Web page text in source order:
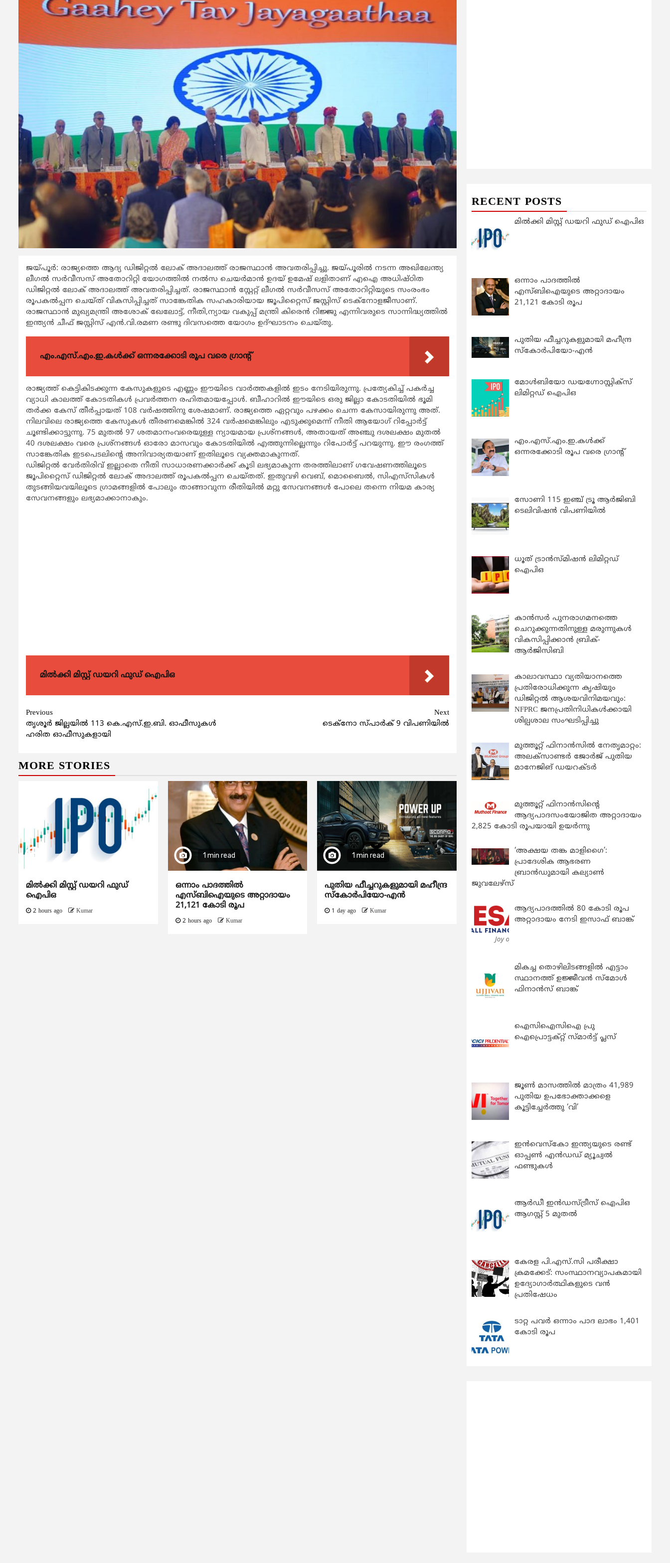
ജയ്പൂര്‍: രാജ്യത്തെ ആദ്യ ഡിജിറ്റല്‍ ലോക് അദാലത്ത് രാജസ്ഥാന്‍ അവതരിപ്പിച്ചു. ജയ്പൂരില്‍ നടന്ന അഖിലേന്ത്യ
ലീഗല്‍ സര്‍വീസസ് അതോറിറ്റി യോഗത്തില്‍ നല്‍സ ചെയര്‍മാന്‍ ഉദയ് ഉമേഷ് ലളിതാണ് എഐ അധിഷ്ഠിത
ഡിജിറ്റല്‍ ലോക് അദാലത്ത് അവതരിപ്പിച്ചത്. രാജസ്ഥാന്‍ സ്റ്റേറ്റ് ലീഗല്‍ സര്‍വീസസ് അതോറിറ്റിയുടെ സംരംഭം
രൂപകല്‍പ്പന ചെയ്ത് വികസിപ്പിച്ചത് സാങ്കേതിക സഹകാരിയായ ജൂപിറ്റൈസ് ജസ്റ്റിസ് ടെക്‌നോളജീസാണ്.
രാജസ്ഥാന്‍ മുഖ്യമന്ത്രി അശോക് ഖേലോട്ട്, നീതി,ന്യായ വകുപ്പ് മന്ത്രി കിരെന്‍ റിജ്ജു എന്നിവരുടെ സാന്നിദ്ധ്യത്തില്‍
ഇന്ത്യന്‍ ചീഫ് ജസ്റ്റിസ് എന്‍.വി.രമണ രണ്ടു ദിവസത്തെ യോഗം ഉദ്ഘാടനം ചെയ്തു.
എം.എസ്.എം.ഇ.കൾക്ക് ഒന്നരക്കോടി രൂപ വരെ ഗ്രാന്റ്
രാജ്യത്ത് കെട്ടികിടക്കുന്ന കേസുകളുടെ എണ്ണം ഈയിടെ വാര്‍ത്തകളില്‍ ഇടം നേടിയിരുന്നു. പ്രത്യേകിച്ച് പകര്‍ച്ച
വ്യാധി കാലത്ത് കോടതികള്‍ പ്രവര്‍ത്തന രഹിതമായപ്പോള്‍. ബീഹാറില്‍ ഈയിടെ ഒരു ജില്ലാ കോടതിയില്‍ ഭൂമി
തര്‍ക്ക കേസ് തീര്‍പ്പായത് 108 വര്‍ഷത്തിനു ശേഷമാണ്. രാജ്യത്തെ ഏറ്റവും പഴക്കം ചെന്ന കേസായിരുന്നു അത്.
നിലവിലെ രാജ്യത്തെ കേസുകള്‍ തീരണമെങ്കില്‍ 324 വര്‍ഷമെങ്കിലും എടുക്കുമെന്ന് നീതി ആയോഗ് റിപ്പോര്‍ട്ട്
ചൂണ്ടിക്കാട്ടുന്നു. 75 മുതല്‍ 97 ശതമാനംവരെയുള്ള ന്യായമായ പ്രശ്‌നങ്ങള്‍, അതായത് അഞ്ചു ദശലക്ഷം മുതല്‍
40 ദശലക്ഷം വരെ പ്രശ്‌നങ്ങള്‍ ഓരോ മാസവും കോടതിയില്‍ എത്തുന്നില്ലെന്നും റിപോര്‍ട്ട് പറയുന്നു. ഈ രംഗത്ത്
സാങ്കേതിക ഇടപെടലിന്റെ അനിവാര്യതയാണ് ഇതിലൂടെ വ്യക്തമാകുന്നത്.
ഡിജിറ്റല്‍ വേര്‍തിരിവ് ഇല്ലാതെ നീതി സാധാരണക്കാര്‍ക്ക് കൂടി ലഭ്യമാകുന്ന തരത്തിലാണ് ഗവേഷണത്തിലൂടെ
ജൂപിറ്റൈസ് ഡിജിറ്റല്‍ ലോക് അദാലത്ത് രൂപകല്‍പ്പന ചെയ്തത്. ഇതുവഴി വെബ്, മൊബൈല്‍, സിഎസ്‌സികള്‍
തുടങ്ങിയവയിലൂടെ ഗ്രാമങ്ങളില്‍ പോലും താങ്ങാവുന്ന രീതിയില്‍ മറ്റു സേവനങ്ങള്‍ പോലെ തന്നെ നിയമ കാര്യ
സേവനങ്ങളും ലഭ്യമാക്കാനാകും.
മിൽക്കി മിസ്റ്റ് ഡയറി ഫുഡ് ഐപിഒ
Continue
Reading
Previous
തൃശൂര്‍ ജില്ലയില്‍ 113 കെ.എസ്.ഇ.ബി. ഓഫീസുകള്‍
ഹരിത ഓഫീസുകളായി
Next
ടെക്നോ സ്പാര്‍ക് 9 വിപണിയിൽ
MORE STORIES
മിൽക്കി മിസ്റ്റ് ഡയറി ഫുഡ്
ഐപിഒ
2 hours ago Kumar
1 min read
ഒന്നാം പാദത്തിൽ
എസ്ബിഐയുടെ അറ്റാദായം
21,121 കോടി രൂപ
2 hours ago Kumar
1 min read
പുതിയ ഫീച്ചറുകളുമായി മഹീന്ദ്ര
സ്കോർപിയോ-എൻ
1 day ago Kumar
RECENT POSTS
മിൽക്കി മിസ്റ്റ് ഡയറി ഫുഡ് ഐപിഒ
ഒന്നാം പാദത്തിൽ
എസ്ബിഐയുടെ അറ്റാദായം
21,121 കോടി രൂപ
പുതിയ ഫീച്ചറുകളുമായി മഹീന്ദ്ര
സ്കോർപിയോ-എൻ
മോൾബിയോ ഡയഗ്നോസ്റ്റിക്സ്
ലിമിറ്റഡ് ഐപിഒ
എം.എസ്.എം.ഇ.കൾക്ക്
ഒന്നരക്കോടി രൂപ വരെ ഗ്രാന്റ്
സോണി 115 ഇഞ്ച് ട്രൂ ആർജിബി
ടെലിവിഷൻ വിപണിയിൽ
ധൂത് ട്രാൻസ്മിഷൻ ലിമിറ്റഡ്
ഐപിഒ
കാന്‍സര്‍ പുനരാഗമനത്തെ
ചെറുക്കുന്നതിനുള്ള മരുന്നുകള്‍
വികസിപ്പിക്കാന്‍ ബ്രിക്-
ആര്‍ജിസിബി
കാലാവസ്ഥാ വ്യതിയാനത്തെ
പ്രതിരോധിക്കുന്ന കൃഷിയും
ഡിജിറ്റൽ ആശയവിനിമയവും:
NFPRC ജനപ്രതിനിധികൾക്കായി
ശില്പശാല സംഘടിപ്പിച്ചു
മുത്തൂറ്റ് ഫിനാൻസിൽ നേതൃമാറ്റം:
അലക്സാണ്ടർ ജോർജ് പുതിയ
മാനേജിങ് ഡയറക്ടർ
മുത്തൂറ്റ് ഫിനാൻസിന്റെ
ആദ്യപാദസംയോജിത അറ്റാദായം
2,825 കോടി രൂപയായി ഉയർന്നു
‘അക്ഷയ തങ്ക മാളിഗൈ’:
പ്രാദേശിക ആഭരണ
ബ്രാന്‍ഡുമായി കല്യാണ്‍
ജുവലേഴ്‌സ്
ആദ്യപാദത്തിൽ 80 കോടി രൂപ
അറ്റാദായം നേടി ഇസാഫ് ബാങ്ക്
മികച്ച തൊഴിലിടങ്ങളിൽ എട്ടാം
സ്ഥാനത്ത് ഉജ്ജീവൻ സ്മോൾ
ഫിനാൻസ് ബാങ്ക്
ഐസിഐസിഐ പ്രു
ഐപ്രൊട്ടക്റ്റ് സ്മാർട്ട് പ്ലസ്
ജൂൺ മാസത്തിൽ മാത്രം 41,989
പുതിയ ഉപഭോക്താക്കളെ
കൂട്ടിച്ചേർത്തു ‘വി’
ഇന്‍വെസ്കോ ഇന്ത്യയുടെ രണ്ട്
ഓപ്പണ്‍ എന്‍ഡഡ് മ്യൂച്വല്‍
ഫണ്ടുകള്‍
ആർഡീ ഇൻഡസ്ട്രീസ് ഐപിഒ
ആഗസ്റ്റ് 5 മുതൽ
കേരള പി.എസ്.സി പരീക്ഷാ
ക്രമക്കേട്: സംസ്ഥാനവ്യാപകമായി
ഉദ്യോഗാര്‍ത്ഥികളുടെ വന്‍
പ്രതിഷേധം
ടാറ്റ പവർ ഒന്നാം പാദ ലാഭം 1,401
കോടി രൂപ